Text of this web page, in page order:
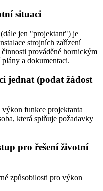
situaci
jen "projektant") je
strojních zařízení
prováděné hornickým
a dokumentaci.
jednat (podat žádost
funkce projektanta
která splňuje požadavky
pro řešení životní
způsobilosti pro výkon